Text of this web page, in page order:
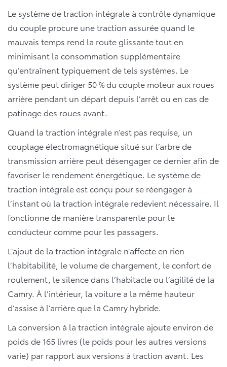
Le système de traction intégrale à contrôle dynamique
du couple procure une traction assurée quand le
mauvais temps rend la route glissante tout en
minimisant la consommation supplémentaire
qu’entraînent typiquement de tels systèmes. Le
système peut diriger 50 % du couple moteur aux roues
arrière pendant un départ depuis l’arrêt ou en cas de
patinage des roues avant.
Quand la traction intégrale n’est pas requise, un
couplage électromagnétique situé sur l’arbre de
transmission arrière peut désengager ce dernier afin de
favoriser le rendement énergétique. Le système de
traction intégrale est conçu pour se réengager à
l’instant où la traction intégrale redevient nécessaire. Il
fonctionne de manière transparente pour le
conducteur comme pour les passagers.
L’ajout de la traction intégrale n’affecte en rien
l’habitabilité, le volume de chargement, le confort de
roulement, le silence dans l’habitacle ou l’agilité de la
Camry. À l’intérieur, la voiture a la même hauteur
d’assise à l’arrière que la Camry hybride.
La conversion à la traction intégrale ajoute environ de
poids de 165 livres (le poids pour les autres versions
varie) par rapport aux versions à traction avant. Les